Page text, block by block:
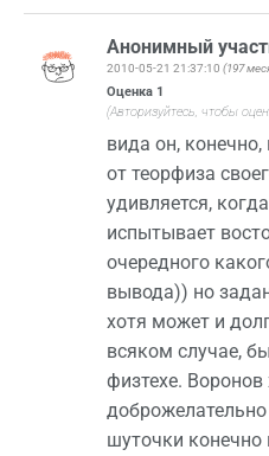
Анонимный
2010-05-21 21:37:10 (197
Оценка 1
(Авторизуйтесь, чтобы
вида он,
от теорфиза
удивляется,
испытывает
очередного
вывода)) но
хотя может и
всяком случае,
физтехе. Воронов
доброжелательно
шуточки конечно